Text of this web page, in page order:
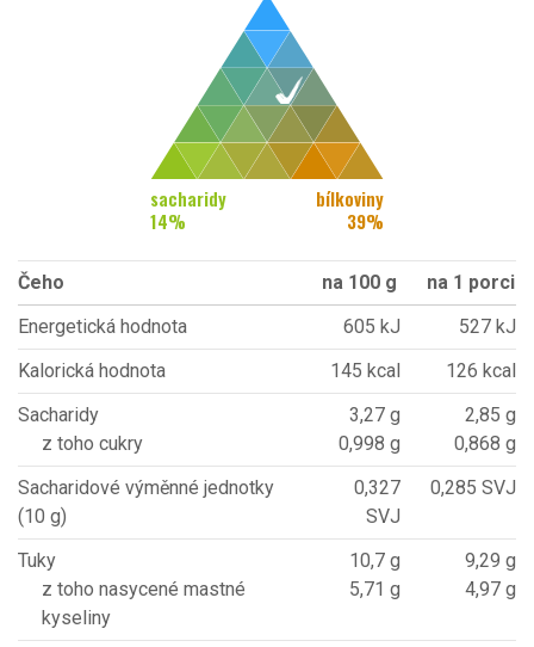
sacharidy
14%
bílkoviny
39%
Čeho na 100 g
na 1 porci
Energetická hodnota
605 kJ
527 kJ
Kalorická hodnota
145 kcal
126 kcal
Sacharidy
z toho cukry
3,27 g
0,998 g
2,85 g
0,868 g
Sacharidové výměnné jednotky
(10 g)
0,327
SVJ
0,285 SVJ
Tuky
z toho nasycené mastné
kyseliny
10,7 g
5,71 g
9,29 g
4,97 g